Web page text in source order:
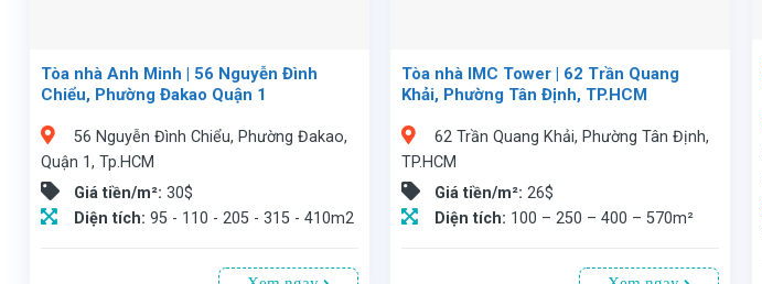
Tòa nhà Anh Minh | 56 Nguyễn Đình
Chiểu, Phường Đakao Quận 1
56 Nguyễn Đình Chiểu, Phường Đakao,
Quận 1, Tp.HCM
Giá tiền/m²: 30$
Diện tích: 95 - 110 - 205 - 315 - 410m2
Tòa nhà IMC Tower | 62 Trần Quang
Khải, Phường Tân Định, TP.HCM
62 Trần Quang Khải, Phường Tân Định,
TP.HCM
Giá tiền/m²:26$
Diện tích: 100 – 250 – 400 – 570m²